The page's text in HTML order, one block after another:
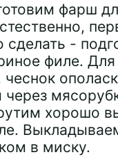
фарш
-
филе. Для
чеснок
через
хорошо
в миску.